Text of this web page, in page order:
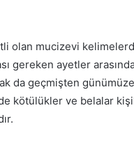
olan mucizevi
gereken ayetler
da geçmişten
kötülükler ve belalar